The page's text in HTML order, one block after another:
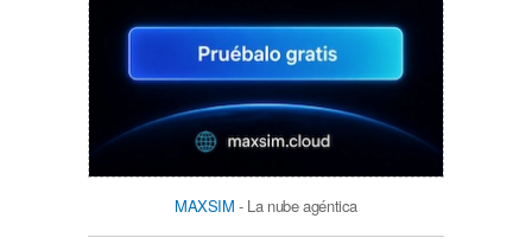
MAXSIM - La nube agéntica